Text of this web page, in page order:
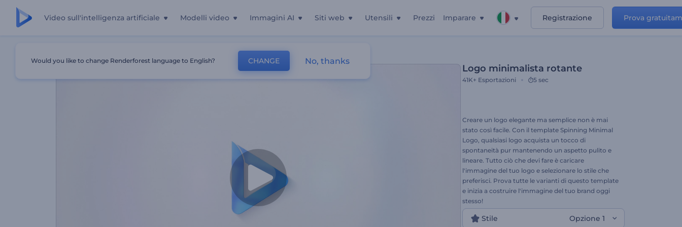
Video sull'intelligenza artificiale Modelli video Immagini AI Siti web Utensili Prezzi Imparare Registrazione Prova
Logo minimalista rotante
41K+ Esportazioni 5 sec
Creare un logo elegante ma semplice non è mai
stato così facile. Con il template Spinning Minimal
Logo, qualsiasi logo acquista un tocco di
spontaneità pur mantenendo un aspetto pulito e
lineare. Tutto ciò che devi fare è caricare
l'immagine del tuo logo e selezionare lo stile che
preferisci. Prova tutte le varianti di questo template
e inizia a costruire l'immagine del tuo brand oggi
stesso!
Stile Opzione 1
Would you like to change Renderforest language to English? CHANGE No, thanks